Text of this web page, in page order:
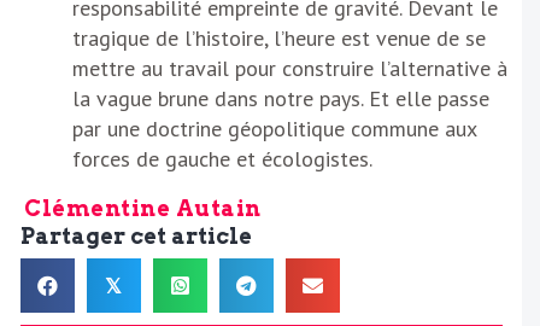
responsabilité empreinte de gravité. Devant le
tragique de l’histoire, l’heure est venue de se
mettre au travail pour construire l’alternative à
la vague brune dans notre pays. Et elle passe
par une doctrine géopolitique commune aux
forces de gauche et écologistes.
Clémentine Autain
Partager cet article
𝕏